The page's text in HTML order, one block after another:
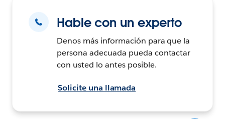
Hable con un experto
Denos más información para que la
persona adecuada pueda contactar
con usted lo antes posible.
Solicite una llamada